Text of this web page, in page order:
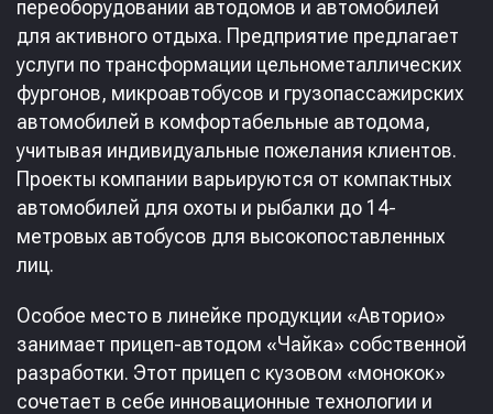
переоборудовании автодомов и автомобилей
для активного отдыха. Предприятие предлагает
услуги по трансформации цельнометаллических
фургонов, микроавтобусов и грузопассажирских
автомобилей в комфортабельные автодома,
учитывая индивидуальные пожелания клиентов.
Проекты компании варьируются от компактных
автомобилей для охоты и рыбалки до 14-
метровых автобусов для высокопоставленных
лиц.
Особое место в линейке продукции «Авторио»
занимает прицеп-автодом «Чайка» собственной
разработки. Этот прицеп с кузовом «монокок»
сочетает в себе инновационные технологии и